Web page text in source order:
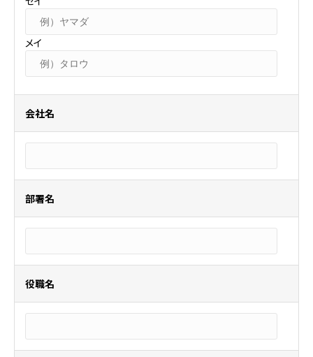
メイ
会社名
部署名
役職名